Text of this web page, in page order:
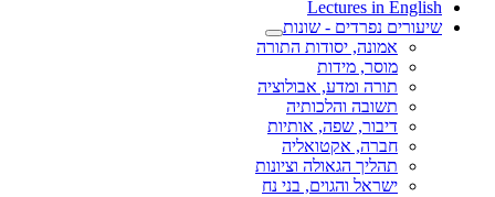
Lectures in English
שיעורים נפרדים - שונות
אמונה, יסודות התורה
מוסר, מידות
תורה ומדע, אבולוציה
תשובה והלכותיה
דיבור, שפה, אותיות
חברה, אקטואליה
תהליך הגאולה וציונות
ישראל והגוים, בני נח